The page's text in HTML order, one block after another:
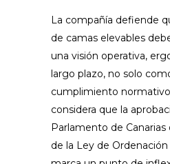
La compañía defiende
de camas elevables
una visión operativa,
largo plazo, no solo
cumplimiento
considera que la
Parlamento de
de la Ley de